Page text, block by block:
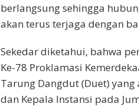
berlangsung sehingga
akan terus terjaga dengan
Sekedar diketahui, bahwa
Ke-78 Proklamasi
Tarung Dangdut (Duet)
dan Kepala Instansi pada